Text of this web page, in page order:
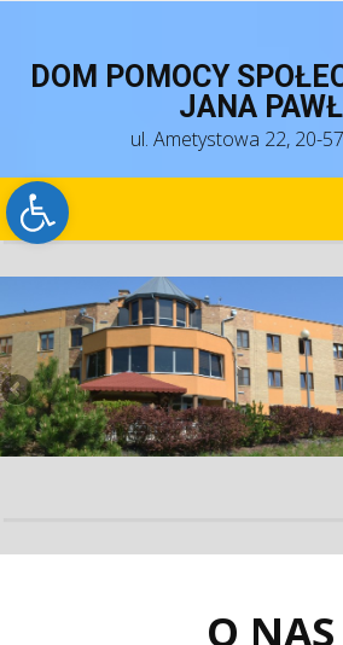
Open toolbar
DOM POMOCY
JANA
ul. Ametystowa 22, 20-
O NAS